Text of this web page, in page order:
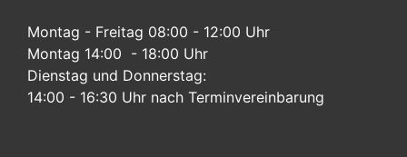
Montag - Freitag 08:00 - 12:00 Uhr
Montag 14:00 - 18:00 Uhr
Dienstag und Donnerstag:
14:00 - 16:30 Uhr nach Terminvereinbarung